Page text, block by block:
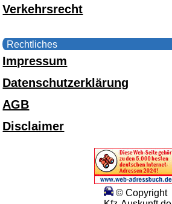
Verkehrsrecht
Rechtliches
Impressum
Datenschutzerklärung
AGB
Disclaimer
© Copyright